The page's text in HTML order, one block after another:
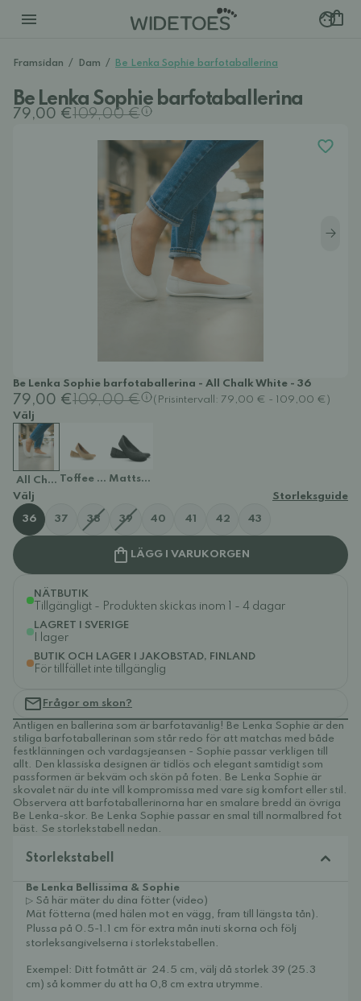
Framsidan / Dam / Be Lenka Sophie barfotaballerina
Be Lenka Sophie barfotaballerina
79,00 €109,00 €
Be Lenka Sophie barfotaballerina - All Chalk White - 36
79,00 €109,00 €
(Prisintervall: 79,00 € - 109,00 €)
Välj
All Chalk White
Toffee BrownMattsvart
Välj
Storleksguide
36 37 38 39 40 41 42 43
LÄGG I VARUKORGEN
NÄTBUTIK
Tillgängligt - Produkten skickas inom 1 - 4 dagar
LAGRET I SVERIGE
I lager
BUTIK OCH LAGER I JAKOBSTAD, FINLAND
För tillfället inte tillgänglig
Frågor om skon?
Äntligen en ballerina som är barfotavänlig! Be Lenka Sophie är den
stiliga barfotaballerinan som står redo för att matchas med både
festklänningen och vardagsjeansen - Sophie passar verkligen till
allt. Den klassiska designen är tidlös och elegant samtidigt som
passformen är bekväm och skön på foten. Be Lenka Sophie är
skovalet när du inte vill kompromissa med vare sig komfort eller stil.
Observera att barfotaballerinorna har en smalare bredd än övriga
Be Lenka-skor. Be Lenka Sophie passar en smal till normalbred fot
bäst. Se storlekstabell nedan.
Storlekstabell
Be Lenka Bellissima & Sophie
▷ Så här mäter du dina fötter (video)
Mät fötterna (med hälen mot en vägg, fram till längsta tån).
Plussa på 0.5-1.1 cm för extra mån inuti skorna och följ
storleksangivelserna i storlekstabellen.
Exempel: Ditt fotmått är 24.5 cm, välj då storlek 39 (25.3
cm) så kommer du att ha 0,8 cm extra utrymme.